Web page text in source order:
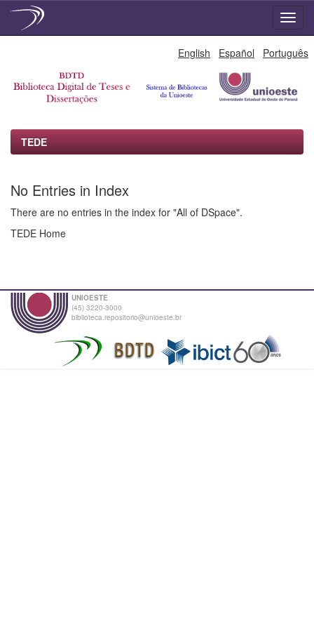
English Español Português
TEDE
No Entries in Index
There are no entries in the index for "All of DSpace".
TEDE Home
UNIOESTE
(45) 3220-3000
biblioteca.repositorio@unioeste.br